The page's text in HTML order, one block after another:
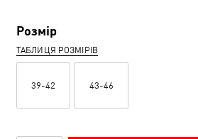
Розмір
ТАБЛИЦЯ РОЗМІРІВ
39-42 43-46